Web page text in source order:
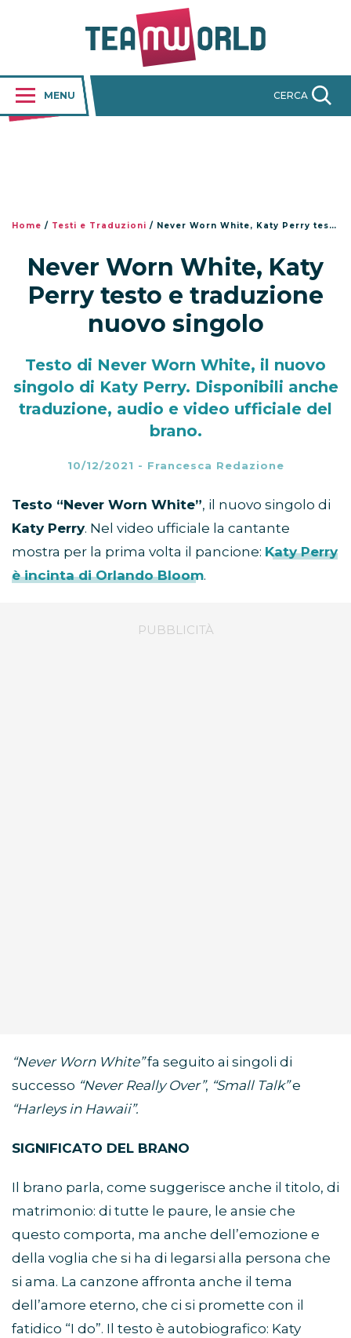
MENU CERCA
Home / Testi e Traduzioni / Never Worn White, Katy Perry testo e traduzione nuovo singolo
Never Worn White, Katy
Perry testo e traduzione
nuovo singolo
Testo di Never Worn White, il nuovo
singolo di Katy Perry. Disponibili anche
traduzione, audio e video ufficiale del
brano.
10/12/2021 - Francesca Redazione
Testo “Never Worn White”, il nuovo singolo di
Katy Perry. Nel video ufficiale la cantante
mostra per la prima volta il pancione: Katy Perry
è incinta di Orlando Bloom.
“Never Worn White”fa seguito ai singoli di
successo “Never Really Over”, “Small Talk”e
“Harleys in Hawaii”.
SIGNIFICATO DEL BRANO
Il brano parla, come suggerisce anche il titolo, di
matrimonio: di tutte le paure, le ansie che
questo comporta, ma anche dell’emozione e
della voglia che si ha di legarsi alla persona che
si ama. La canzone affronta anche il tema
dell’amore eterno, che ci si promette con il
fatidico “I do”. Il testo è autobiografico: Katy